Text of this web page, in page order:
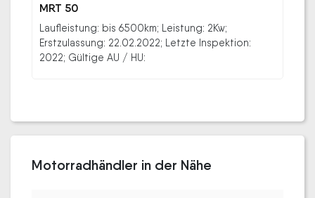
MRT 50
Laufleistung: bis 6500km; Leistung: 2Kw;
Erstzulassung: 22.02.2022; Letzte Inspektion:
2022; Gültige AU / HU:
Motorradhändler in der Nähe